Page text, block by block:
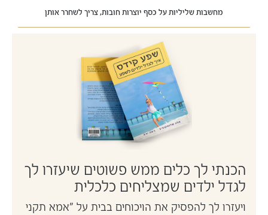
מחשבות שליליות על כסף יוצרות חובות, צריך לשחרר אותן
הכנתי לך כלים ממש פשוטים שיעזרו לך
לגדל ילדים שמצליחים כלכלית
ויעזרו לך להפסיק את הויכוחים בבית על "אמא תקני